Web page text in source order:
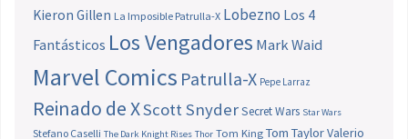
Kieron Gillen La Imposible Patrulla-X Lobezno Los 4
Fantásticos Los Vengadores Mark Waid
Marvel Comics Patrulla-X Pepe Larraz
Reinado de XScott SnyderSecret Wars Star Wars
Stefano Caselli The Dark Knight Rises Thor Tom King Tom TaylorValerio